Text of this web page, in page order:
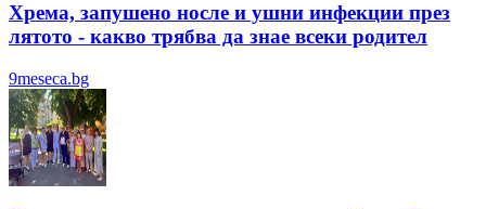
Хрема, запушено носле и ушни инфекции през
лятотo - какво трябва да знае всеки родител
9meseca.bg